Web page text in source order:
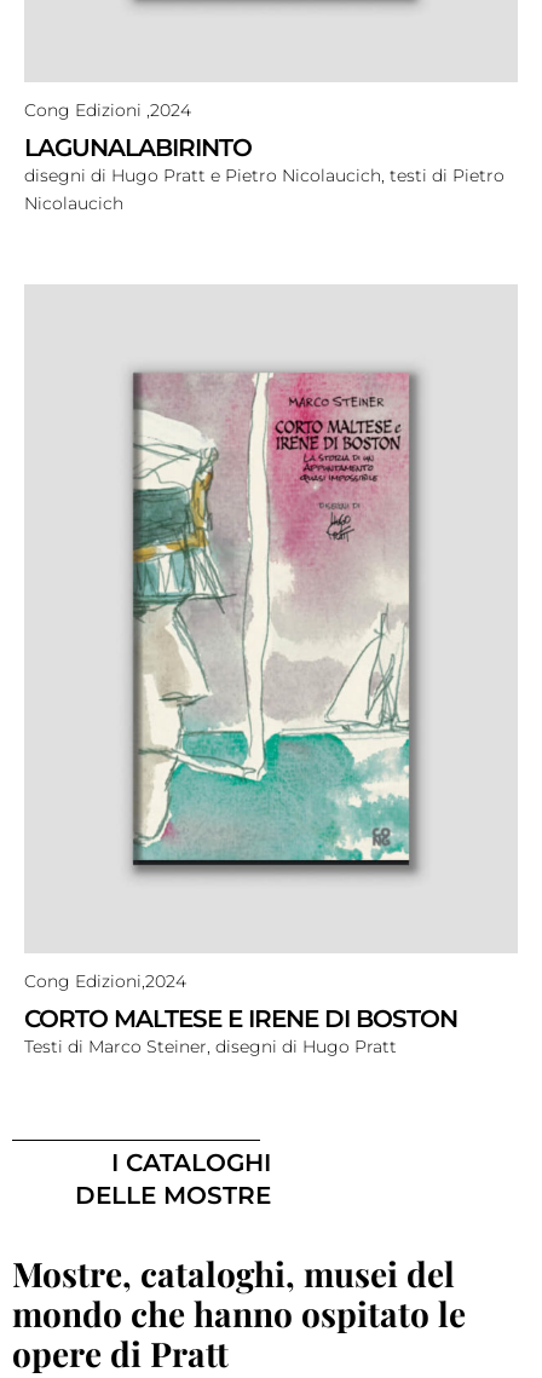
Cong Edizioni ,2024
LAGUNALABIRINTO
disegni di Hugo Pratt e Pietro Nicolaucich, testi di Pietro
Nicolaucich
Cong Edizioni,2024
CORTO MALTESE E IRENE DI BOSTON
Testi di Marco Steiner, disegni di Hugo Pratt
I CATALOGHI
DELLE MOSTRE
Mostre, cataloghi, musei del
mondo che hanno ospitato le
opere di Pratt